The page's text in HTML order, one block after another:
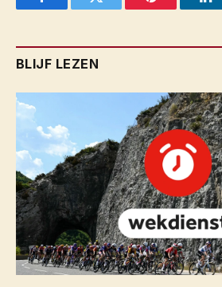
FacebookTwitter Pinterest
BLIJF LEZEN